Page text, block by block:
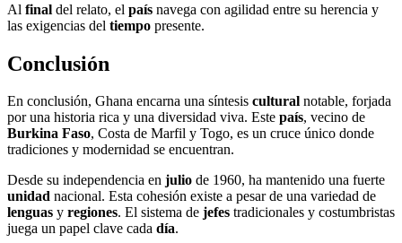
Al final del relato, el país navega con agilidad entre su herencia y
las exigencias del tiempo presente.
Conclusión
En conclusión, Ghana encarna una síntesis cultural notable, forjada
por una historia rica y una diversidad viva. Este país, vecino de
Burkina Faso, Costa de Marfil y Togo, es un cruce único donde
tradiciones y modernidad se encuentran.
Desde su independencia en julio de 1960, ha mantenido una fuerte
unidad nacional. Esta cohesión existe a pesar de una variedad de
lenguas y regiones. El sistema de jefes tradicionales y costumbristas
juega un papel clave cada día.